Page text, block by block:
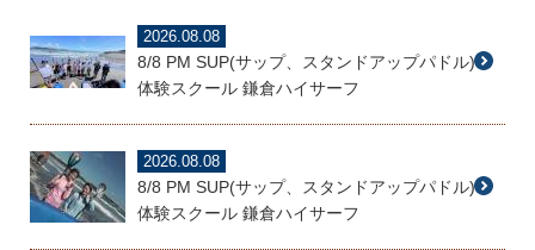
2026.08.08
8/8 PM SUP(サップ、スタンドアップパドル)
体験スクール 鎌倉ハイサーフ
2026.08.08
8/8 PM SUP(サップ、スタンドアップパドル)
体験スクール 鎌倉ハイサーフ